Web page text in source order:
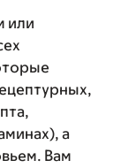
или
а
Вам